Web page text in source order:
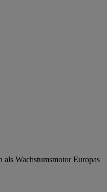
Wachstumsmotor Europas